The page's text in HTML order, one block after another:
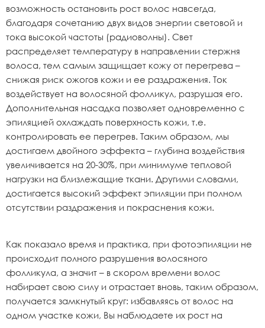
возможность остановить рост волос навсегда,
благодаря сочетанию двух видов энергии световой и
тока высокой частоты (радиоволны). Свет
распределяет температуру в направлении стержня
волоса, тем самым защищает кожу от перегрева –
снижая риск ожогов кожи и ее раздражения. Ток
воздействует на волосяной фолликул, разрушая его.
Дополнительная насадка позволяет одновременно с
эпиляцией охлаждать поверхность кожи, т.е.
контролировать ее перегрев. Таким образом, мы
достигаем двойного эффекта – глубина воздействия
увеличивается на 20-30%, при минимуме тепловой
нагрузки на близлежащие ткани. Другими словами,
достигается высокий эффект эпиляции при полном
отсутствии раздражения и покраснения кожи.
Как показало время и практика, при фотоэпиляции не
происходит полного разрушения волосяного
фолликула, а значит – в скором времени волос
набирает свою силу и отрастает вновь, таким образом,
получается замкнутый круг: избавляясь от волос на
одном участке кожи, Вы наблюдаете их рост на